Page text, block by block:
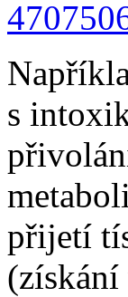
s
přijetí